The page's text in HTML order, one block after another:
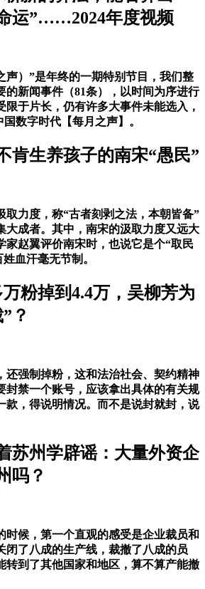
运”……2024年度视频
声）”是年终的一期特别节目，我们整
的新闻事件（81条），以时间为序进行
限于片长，仍有许多大事件未能选入，
数字时代【每月之声】。
肯生养孩子的南宋“愚民”
取力度，称“古者刻剥之法，本朝皆备”
大成者。其中，南宋的汲取力度又远大
家赵翼评价南宋时，也说它是个“取民
血汗毫无节制。
粉掉到4.4万，吴柳芳为
？
还强制掉粉，这和法治社会、契约精神
封禁一个账号，应该拿出具体的有关规
款，得说明情况。而不是说封就封，说
苏州学辟谣：大量外资企
吗？
时候，第一个直观的感受是企业裁员和
闭了八成的生产线，裁撤了八成的员
转到了其他国家和地区，算不算产能撤